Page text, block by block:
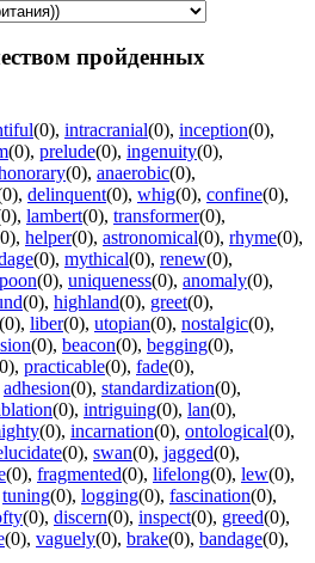
пройденных
(0), intracranial(0), inception(0),
(0), prelude(0), ingenuity(0),
(0), anaerobic(0),
, delinquent(0), whig(0), confine(0),
, lambert(0), transformer(0),
, helper(0), astronomical(0), rhyme(0),
(0), mythical(0), renew(0),
(0), uniqueness(0), anomaly(0),
(0), highland(0), greet(0),
(0), liber(0), utopian(0), nostalgic(0),
(0), beacon(0), begging(0),
, practicable(0), fade(0),
adhesion(0), standardization(0),
(0), intriguing(0), lan(0),
(0), incarnation(0), ontological(0),
(0), swan(0), jagged(0),
(0), fragmented(0), lifelong(0), lew(0),
tuning(0), logging(0), fascination(0),
(0), discern(0), inspect(0), greed(0),
(0), vaguely(0), brake(0), bandage(0),